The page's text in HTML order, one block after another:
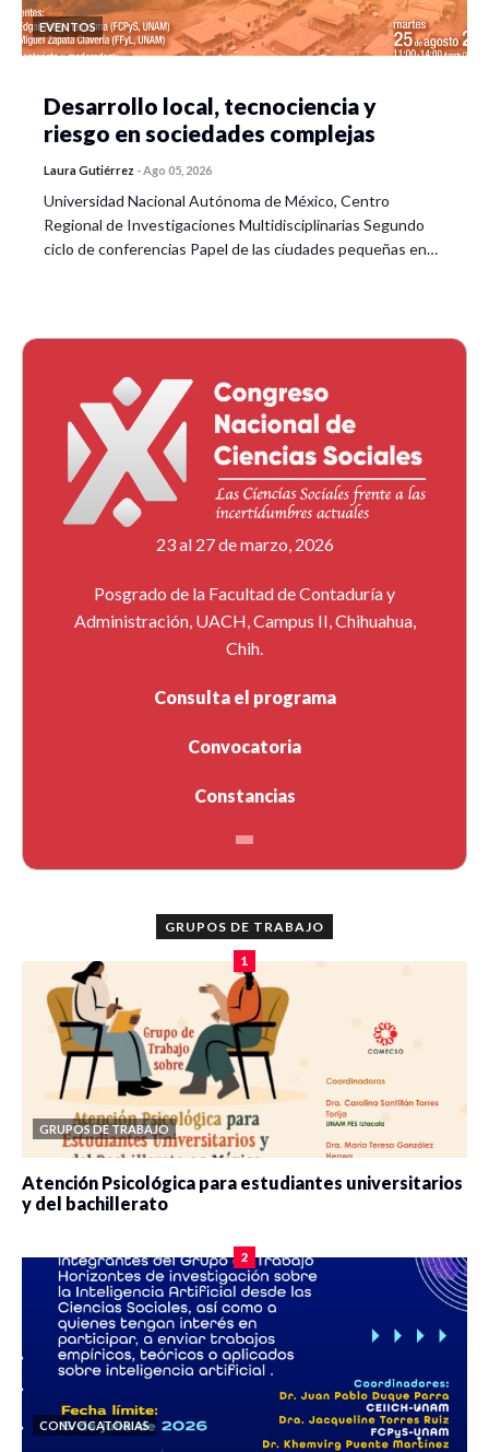
Delgado
emocional de las familias víctimas
del Caso Ayotzinapa.
Luis Octavio
Sánchez Hernández
emociones en los colectivos de
búsqueda de personas
desaparecidas en Guanajuato.
Conclusiones
EVENTOS
Desarrollo local, tecnociencia y
riesgo en sociedades complejas
Laura Gutiérrez -Ago 05, 2026
Universidad Nacional Autónoma de México, Centro
Regional de Investigaciones Multidisciplinarias Segundo
ciclo de conferencias Papel de las ciudades pequeñas en…
23 al 27 de marzo, 2026
Posgrado de la Facultad de Contaduría y
Administración, UACH, Campus II, Chihuahua,
Chih.
Consulta el programa
Convocatoria
Constancias
GRUPOS DE TRABAJO
1
GRUPOS DE TRABAJO
Atención Psicológica para estudiantes universitarios
y del bachillerato
2
CONVOCATORIAS